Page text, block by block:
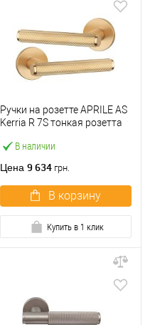
В наличии
Ручки на розетте APRILE AS
Kerria R 7S тонкая розетта
Цена 9 634 грн.
В корзину
Купить в 1 клик